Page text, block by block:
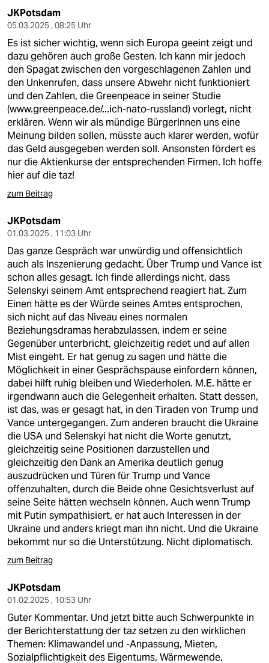
JKPotsdam
05.03.2025 , 08:25 Uhr
Es ist sicher wichtig, wenn sich Europa geeint zeigt und
dazu gehören auch große Gesten. Ich kann mir jedoch
den Spagat zwischen den vorgeschlagenen Zahlen und
den Unkenrufen, dass unsere Abwehr nicht funktioniert
und den Zahlen, die Greenpeace in seiner Studie
(www.greenpeace.de/...ich-nato-russland)vorlegt, nicht
erklären. Wenn wir als mündige BürgerInnen uns eine
Meinung bilden sollen, müsste auch klarer werden, wofür
das Geld ausgegeben werden soll. Ansonsten fördert es
nur die Aktienkurse der entsprechenden Firmen. Ich hoffe
hier auf die taz!
zum Beitrag
JKPotsdam
01.03.2025 , 11:03 Uhr
Das ganze Gespräch war unwürdig und offensichtlich
auch als Inszenierung gedacht. Über Trump und Vance ist
schon alles gesagt. Ich finde allerdings nicht, dass
Selenskyi seinem Amt entsprechend reagiert hat. Zum
Einen hätte es der Würde seines Amtes entsprochen,
sich nicht auf das Niveau eines normalen
Beziehungsdramas herabzulassen, indem er seine
Gegenüber unterbricht, gleichzeitig redet und auf allen
Mist eingeht. Er hat genug zu sagen und hätte die
Möglichkeit in einer Gesprächspause einfordern können,
dabei hilft ruhig bleiben und Wiederholen. M.E. hätte er
irgendwann auch die Gelegenheit erhalten. Statt dessen,
ist das, was er gesagt hat, in den Tiraden von Trump und
Vance untergegangen. Zum anderen braucht die Ukraine
die USA und Selenskyi hat nicht die Worte genutzt,
gleichzeitig seine Positionen darzustellen und
gleichzeitig den Dank an Amerika deutlich genug
auszudrücken und Türen für Trump und Vance
offenzuhalten, durch die Beide ohne Gesichtsverlust auf
seine Seite hätten wechseln können. Auch wenn Trump
mit Putin sympathisiert, er hat auch Interessen in der
Ukraine und anders kriegt man ihn nicht. Und die Ukraine
bekommt nur so die Unterstützung. Nicht diplomatisch.
zum Beitrag
JKPotsdam
01.02.2025 , 10:53 Uhr
Guter Kommentar. Und jetzt bitte auch Schwerpunkte in
der Berichterstattung der taz setzen zu den wirklichen
Themen: Klimawandel und -Anpassung, Mieten,
Sozialpflichtigkeit des Eigentums, Wärmewende,